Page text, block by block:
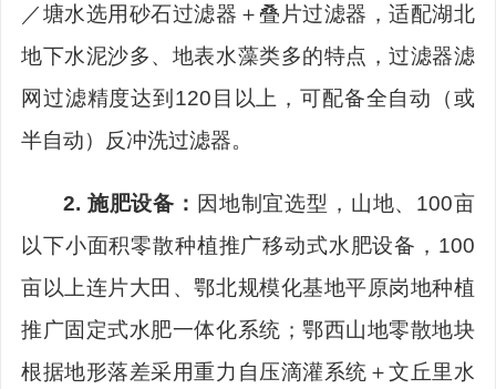
／塘水选用砂石过滤器＋叠片过滤器，适配湖北
地下水泥沙多、地表水藻类多的特点，过滤器滤
网过滤精度达到 120目 以上 ，可配备全自动（或
半自动）反冲洗过滤器。
2. 施肥设备： 因地制宜选型 ， 山地、 100亩
以下小面积零散种植推广移动式水肥设备， 100
亩以上连片大田、鄂北规模化基地平原岗地种植
推广固定式水肥一体化系统；鄂西山地零散地块
根据地形落差采用重力自压滴灌系统＋文丘里水